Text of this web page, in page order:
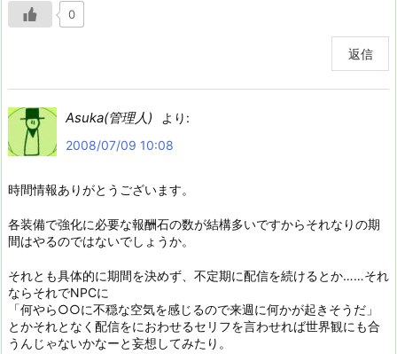
0
返信
Asuka(管理人)
より:
2008/07/09 10:08
時間情報ありがとうございます。
各装備で強化に必要な報酬石の数が結構多いですからそれなりの期
間はやるのではないでしょうか。
それとも具体的に期間を決めず、不定期に配信を続けるとか……それ
ならそれでNPCに
「何やら○○に不穏な空気を感じるので来週に何かが起きそうだ」
とかそれとなく配信をにおわせるセリフを言わせれば世界観にも合
うんじゃないかなーと妄想してみたり。